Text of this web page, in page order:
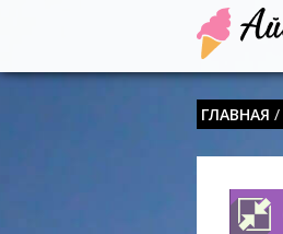
ГЛАВНАЯ /